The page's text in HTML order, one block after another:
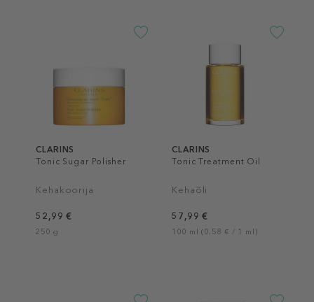
CLARINS
Tonic Sugar Polisher
Kehakoorija
52,99 €
250 g
CLARINS
Tonic Treatment Oil
Kehaõli
57,99 €
100 ml (0,58 € / 1 ml)